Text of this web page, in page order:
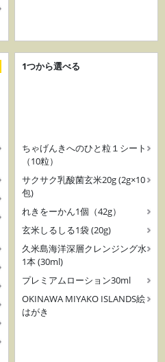
1つから選べる
ちゃげんきへのひと粒１シート
（10粒）
サクサク乳酸菌玄米20g (2g×10
包)
れきをーかん1個（42g）
玄米しるしる1袋 (20g)
久米島海洋深層クレンジング水
1本 (30ml)
プレミアムローション30ml
OKINAWA MIYAKO ISLANDS絵
はがき